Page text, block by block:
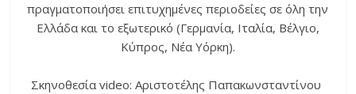
πραγματοποιήσει επιτυχημένες περιοδείες σε όλη την
Ελλάδα και το εξωτερικό (Γερμανία, Ιταλία, Βέλγιο,
Κύπρος, Νέα Υόρκη).
Σκηνοθεσία video: Αριστοτέλης Παπακωνσταντίνου